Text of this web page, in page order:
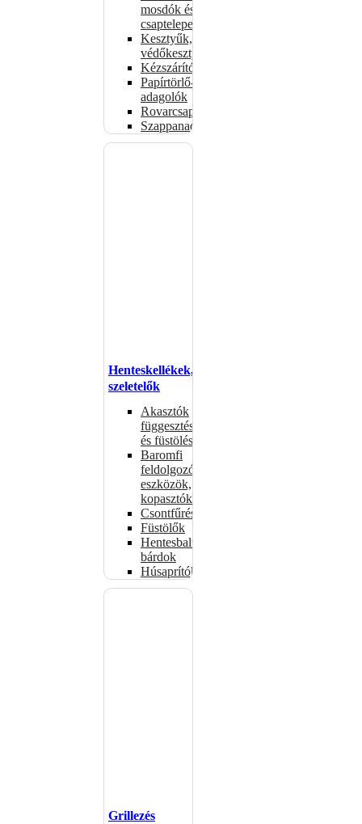
mosdók és
csaptelepek
Kesztyűk,
védőkesztyűk
Kézszárítók
Papírtörlő-
adagolók
Rovarcsapdák
Szappanadagolók
Henteskellékek,
szeletelők
Akasztók
függesztéshez
és füstöléshez
Baromfi
feldolgozó
eszközök,
kopasztók
Csontfűrészek
Füstölők
Hentesbalták,
bárdok
Húsaprítók
Grillezés